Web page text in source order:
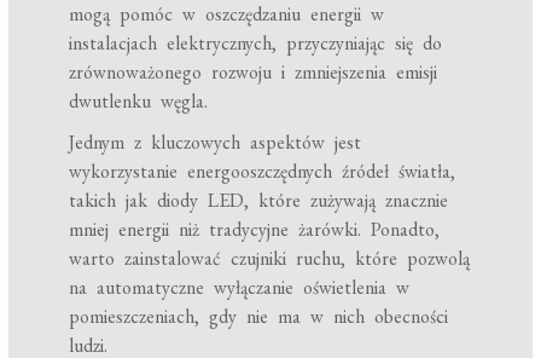
mogą pomóc w oszczędzaniu energii w
instalacjach elektrycznych, przyczyniając się do
zrównoważonego rozwoju i zmniejszenia emisji
dwutlenku węgla.
Jednym z kluczowych aspektów jest
wykorzystanie energooszczędnych źródeł światła,
takich jak diody LED, które zużywają znacznie
mniej energii niż tradycyjne żarówki. Ponadto,
warto zainstalować czujniki ruchu, które pozwolą
na automatyczne wyłączanie oświetlenia w
pomieszczeniach, gdy nie ma w nich obecności
ludzi.